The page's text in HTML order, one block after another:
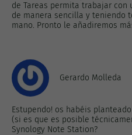
de Tareas permita trabajar
de manera sencilla y teniendo
mano. Pronto le añadiremos
Gerardo Molleda
Estupendo! os habéis
(si es que es posible
Synology Note Station?